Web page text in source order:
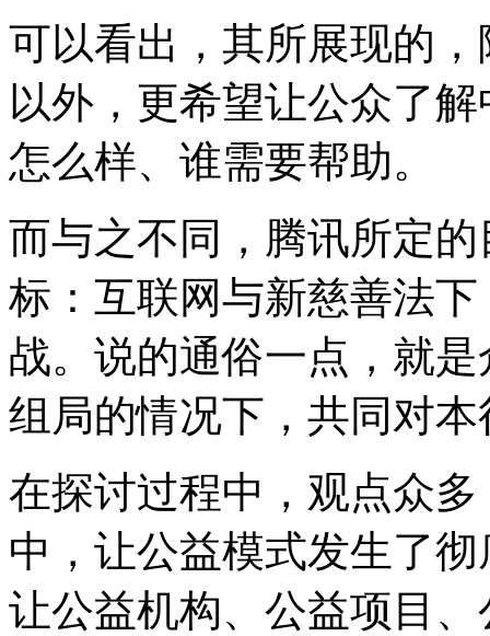
可以看出，其所展现的
以外，更希望让公众了
怎么样、谁需要帮助。
而与之不同，腾讯所定
标：互联网与新慈善法
战。说的通俗一点，就
组局的情况下，共同对
在探讨过程中，观点众
中，让公益模式发生了
让公益机构、公益项目